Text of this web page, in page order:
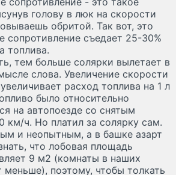
голову в люк на скорости
обритой. Так вот, это
сопротивление съедает 25-30%
топлива.
тем больше солярки вылетает в
слова. Увеличение скорости
расход топлива на 1 л
было относительно
на автопоезде со снятым
км/ч. Но платил за солярку сам.
и неопытным, а в башке азарт
что лобовая площадь
9 м2 (комнаты в наших
меньше), поэтому, чтобы толкать